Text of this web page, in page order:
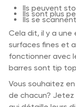
Ils peuvent
Ils sont plus
Ils se
Cela dit, il y a une
surfaces fines et
fonctionner avec
barres sont tip
Vous souhaitez
de chacun? Jetez